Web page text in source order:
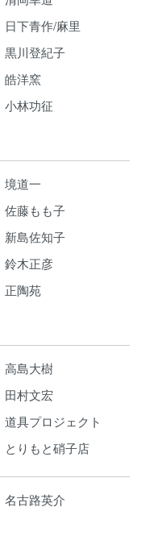
日下青作/麻里
黒川登紀子
皓洋窯
小林功征
境道一
佐藤もも子
新島佐知子
鈴木正彦
正陶苑
高島大樹
田村文宏
道具プロジェクト
とりもと硝子店
名古路英介